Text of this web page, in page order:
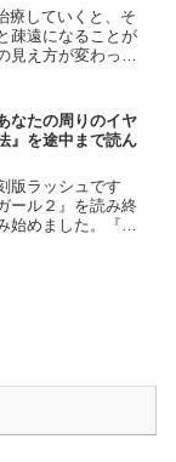
療していくと、そ
疎遠になることが
見え方が変わった
なに性格悪かった
が...
なたの周りのイヤ
』を途中まで読ん
版ラッシュです
ール２』を読み終
始めました。『動